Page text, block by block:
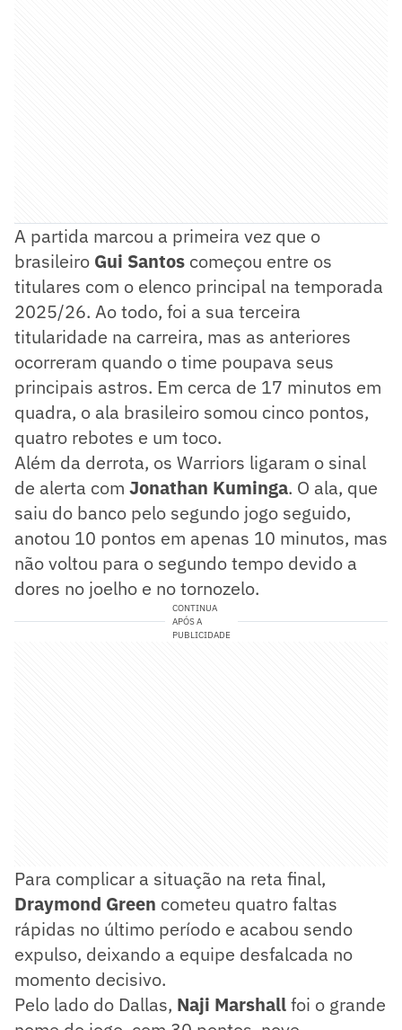
A partida marcou a primeira vez que o
brasileiro Gui Santos começou entre os
titulares com o elenco principal na temporada
2025/26. Ao todo, foi a sua terceira
titularidade na carreira, mas as anteriores
ocorreram quando o time poupava seus
principais astros. Em cerca de 17 minutos em
quadra, o ala brasileiro somou cinco pontos,
quatro rebotes e um toco.
Além da derrota, os Warriors ligaram o sinal
de alerta com Jonathan Kuminga. O ala, que
saiu do banco pelo segundo jogo seguido,
anotou 10 pontos em apenas 10 minutos, mas
não voltou para o segundo tempo devido a
dores no joelho e no tornozelo.
CONTINUA
APÓS A
PUBLICIDADE
Para complicar a situação na reta final,
Draymond Green cometeu quatro faltas
rápidas no último período e acabou sendo
expulso, deixando a equipe desfalcada no
momento decisivo.
Pelo lado do Dallas, Naji Marshallfoi o grande